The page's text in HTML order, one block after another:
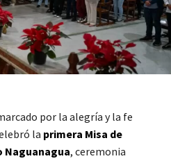
por la alegría y la fe
la primera Misa de
Naguanagua, ceremonia